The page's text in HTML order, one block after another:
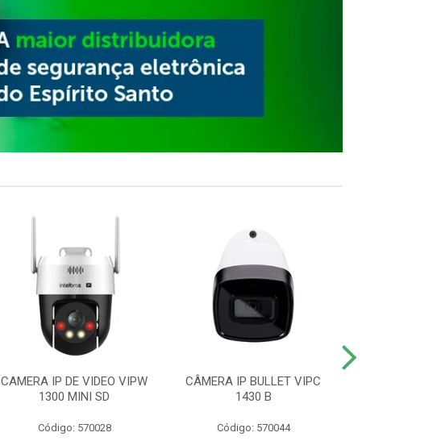
CAMERA IP DE VIDEO VIPW
1300 MINI SD
Código: 570028
CÂMERA IP BULLET VIPC
1430 B
Código: 570044